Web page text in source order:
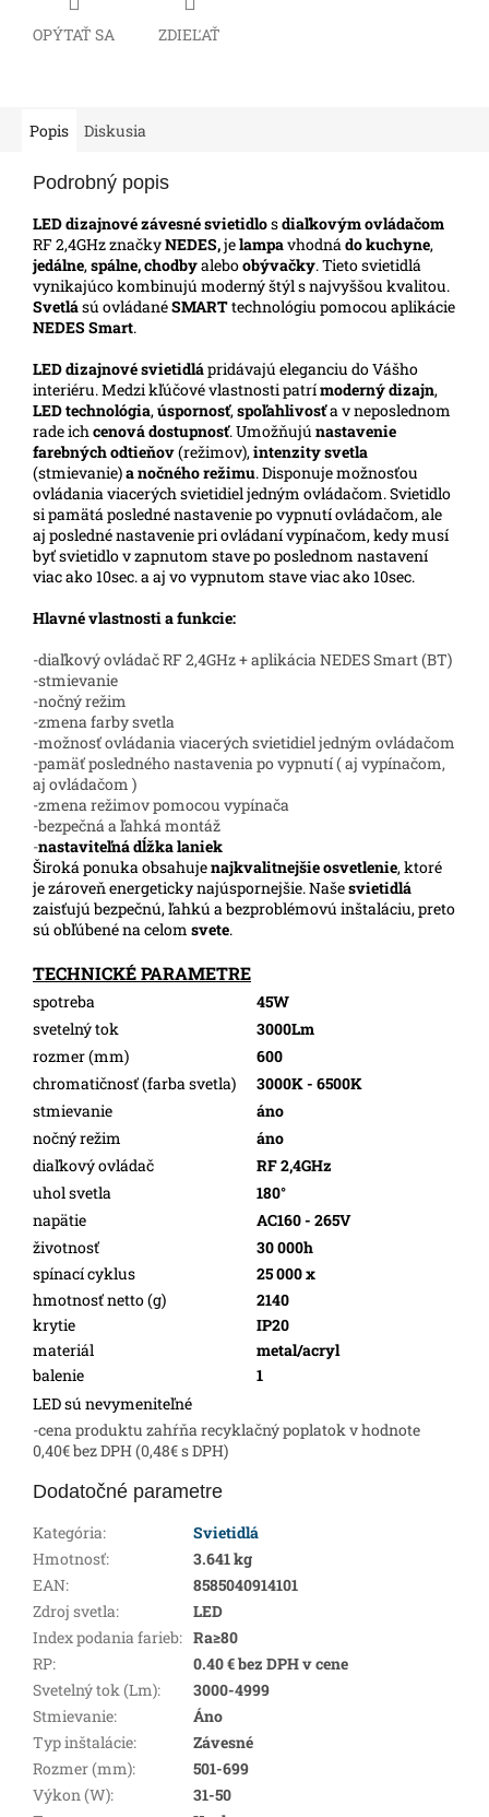
OPÝTAŤ SA ZDIEĽAŤ
Popis Diskusia
Podrobný popis
LED dizajnové závesné svietidlosdiaľkovým ovládačom
RF 2,4GHz značkyNEDES,jelampavhodnádo kuchyne,
jedálne,spálne, chodbyaleboobývačky. Tieto svietidlá
vynikajúco kombinujú moderný štýl s najvyššou kvalitou.
Svetlású ovládanéSMARTtechnológiu pomocou aplikácie
NEDES Smart.
LEDdizajnové svietidlápridávajú eleganciu do Vášho
interiéru. Medzi kľúčové vlastnosti patrímoderný dizajn,
LED technológia,úspornosť,spoľahlivosťa v neposlednom
rade ichcenová dostupnosť. Umožňujú nastavenie
farebných odtieňov(režimov),intenzity svetla
(stmievanie)a nočného režimu. Disponuje možnosťou
ovládania viacerých svietidiel jedným ovládačom. Svietidlo
si pamätá posledné nastavenie po vypnutí ovládačom, ale
aj posledné nastavenie pri ovládaní vypínačom, kedy musí
byť svietidlo v zapnutom stave po poslednom nastavení
viac ako 10sec. a aj vo vypnutom stave viac ako 10sec.
Hlavné vlastnosti a funkcie:
-diaľkový ovládač RF 2,4GHz + aplikácia NEDES Smart (BT)
-stmievanie
-nočný režim
-zmena farby svetla
-možnosť ovládania viacerých svietidiel jedným ovládačom
-pamäť posledného nastavenia po vypnutí ( aj vypínačom,
aj ovládačom )
-zmena režimov pomocou vypínača
-bezpečná a ľahká montáž
-nastaviteľná dĺžka laniek
Široká ponuka obsahujenajkvalitnejšie osvetlenie, ktoré
je zároveň energeticky najúspornejšie. Našesvietidlá
zaisťujú bezpečnú, ľahkú a bezproblémovú inštaláciu, preto
sú obľúbené na celom svete.
TECHNICKÉ PARAMETRE
spotreba
45W
svetelný tok
3000Lm
rozmer (mm)
600
chromatičnosť (farba svetla)
3000K - 6500K
stmievanie
áno
nočný režim
áno
diaľkový ovládač
RF 2,4GHz
uhol svetla
180°
napätie
AC160 - 265V
životnosť
30 000h
spínací cyklus
25 000 x
hmotnosť netto (g)
2140
krytie
IP20
materiál
metal/acryl
balenie
1
LED sú nevymeniteľné
-cena produktu zahŕňa recyklačný poplatok v hodnote
0,40€ bez DPH (0,48€ s DPH)
Dodatočné parametre
Kategória:
Svietidlá
Hmotnosť:
3.641 kg
EAN:
8585040914101
Zdroj svetla:
LED
Index podania farieb: Ra≥80
RP:
0.40 € bez DPH v cene
Svetelný tok (Lm):
3000-4999
Stmievanie:
Áno
Typ inštalácie:
Závesné
Rozmer (mm):
501-699
Výkon (W):
31-50